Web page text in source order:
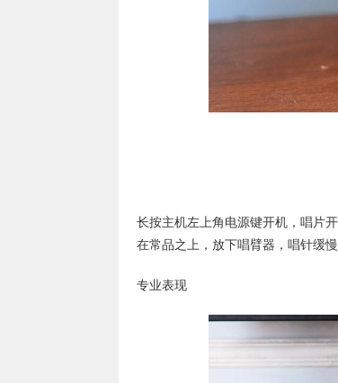
长按主机左上角电源键开机，唱片
在常品之上，放下唱臂器，唱针缓
专业表现